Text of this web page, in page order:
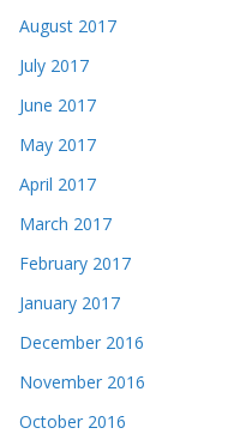
August 2017
July 2017
June 2017
May 2017
April 2017
March 2017
February 2017
January 2017
December 2016
November 2016
October 2016